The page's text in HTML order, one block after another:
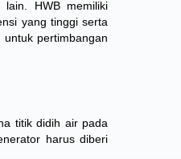
HWB memiliki
yang tinggi serta
pertimbangan
titik didih air pada
harus diberi